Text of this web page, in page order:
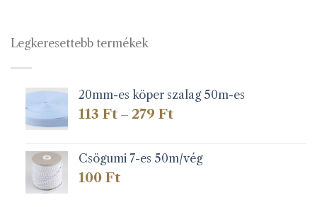
Legkeresettebb termékek
20mm-es köper szalag 50m-es
113 Ft – 279 FtÁrtartomány:
279 Ft
Csögumi 7-es 50m/vég
100 Ft